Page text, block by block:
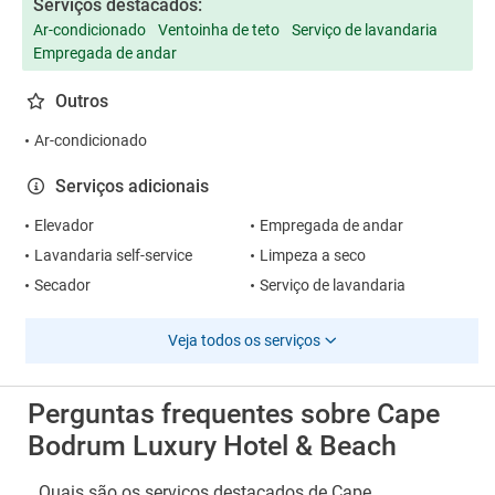
Serviços destacados:
Ar-condicionado Ventoinha de teto
Serviço de lavandaria
Empregada de andar
Outros
Ar-condicionado
Serviços adicionais
Elevador
Empregada de andar
Lavandaria self-service
Limpeza a seco
Secador
Serviço de lavandaria
Veja todos os serviços
Perguntas frequentes sobre Cape
Bodrum Luxury Hotel & Beach